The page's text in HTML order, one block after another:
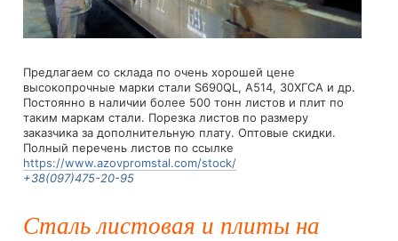
Предлагаем со склада по очень хорошей цене
высокопрочные марки стали S690QL, A514, 30ХГСА и др.
Постоянно в наличии более 500 тонн листов и плит по
таким маркам стали. Порезка листов по размеру
заказчика за дополнительную плату. Оптовые скидки.
Полный перечень листов по ссылке
https://www.azovpromstal.com/stock/
+38(097)475-20-95
Сталь листовая и плиты на